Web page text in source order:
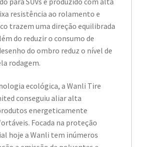
resistência ao rolamento e
trazem uma direção equilibrada
do reduzir o consumo de
do ombro reduz o nível de
rodagem.
ecológica, a Wanli Tire
conseguiu aliar alta
energeticamente
Focada na proteção
hoje a Wanli tem inúmeros